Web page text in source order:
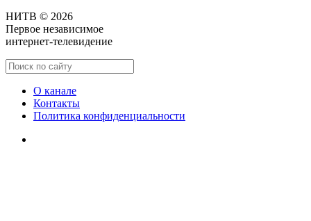
НИТВ © 2026
Первое независимое
интернет-телевидение
О канале
Контакты
Политика конфиденциальности